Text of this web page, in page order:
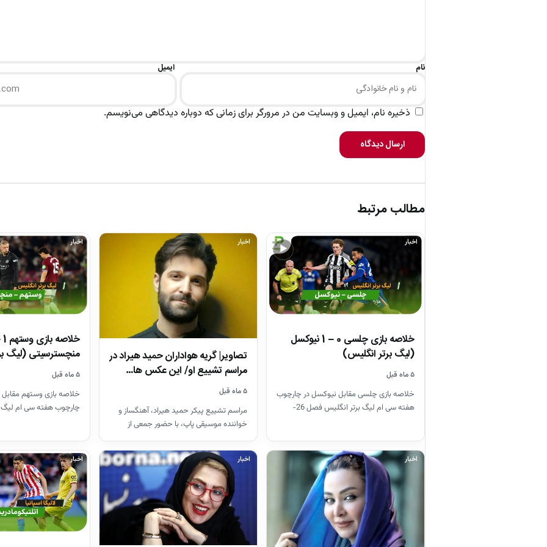
نام ایمیل
ذخیره نام، ایمیل و وبسایت من در مرورگر برای زمانی که دوباره دیدگاهی می‌نویسم.
ارسال دیدگاه
مطالب مرتبط
▶
اخبار
خلاصه بازی چلسی 0 – 1 نیوکسل
(لیگ برتر انگلیس)
۵ ماه قبل
خلاصه بازی چلسی مقابل نیوکسل در چارچوب
هفته سی ام لیگ برتر انگلیس فصل 26-
اخبار
تصاویر| گریه هواداران حمید هیراد در
مراسم تشییع او/ این عکس ها…
۵ ماه قبل
مراسم تشییع پیکر حمید هیراد، آهنگساز و
خواننده موسیقی پاپ، با حضور جمعی از
اخبار
منچسترسیتی (لیگ
۵ ماه قبل
خلاصه بازی وستهم
چارچوب هفته سی ام
اخبار اخبار اخبار